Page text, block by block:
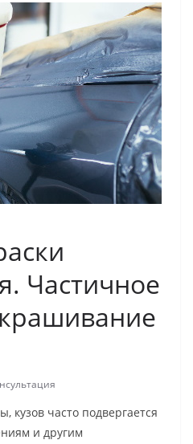
Частичное
кузов часто подвергается
и другим